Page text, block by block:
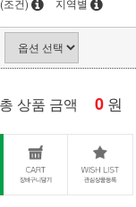
(조건) 지역별
총 상품 금액 0 원